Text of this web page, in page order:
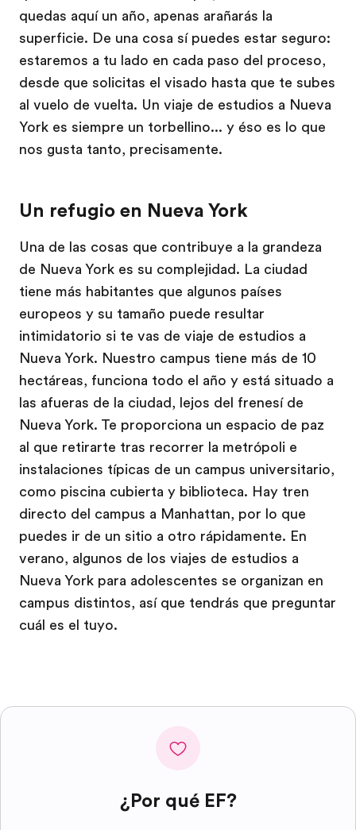
quedas aquí un año, apenas arañarás la
superficie. De una cosa sí puedes estar seguro:
estaremos a tu lado en cada paso del proceso,
desde que solicitas el visado hasta que te subes
al vuelo de vuelta. Un viaje de estudios a Nueva
York es siempre un torbellino... y éso es lo que
nos gusta tanto, precisamente.
Un refugio en Nueva York
Una de las cosas que contribuye a la grandeza
de Nueva York es su complejidad. La ciudad
tiene más habitantes que algunos países
europeos y su tamaño puede resultar
intimidatorio si te vas de viaje de estudios a
Nueva York. Nuestro campus tiene más de 10
hectáreas, funciona todo el año y está situado a
las afueras de la ciudad, lejos del frenesí de
Nueva York. Te proporciona un espacio de paz
al que retirarte tras recorrer la metrópoli e
instalaciones típicas de un campus universitario,
como piscina cubierta y biblioteca. Hay tren
directo del campus a Manhattan, por lo que
puedes ir de un sitio a otro rápidamente. En
verano, algunos de los viajes de estudios a
Nueva York para adolescentes se organizan en
campus distintos, así que tendrás que preguntar
cuál es el tuyo.
¿Por qué EF?